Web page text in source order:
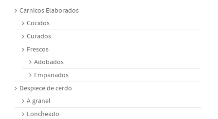
Cárnicos Elaborados
Cocidos
Curados
Frescos
Adobados
Empanados
Despiece de cerdo
A granel
Loncheado